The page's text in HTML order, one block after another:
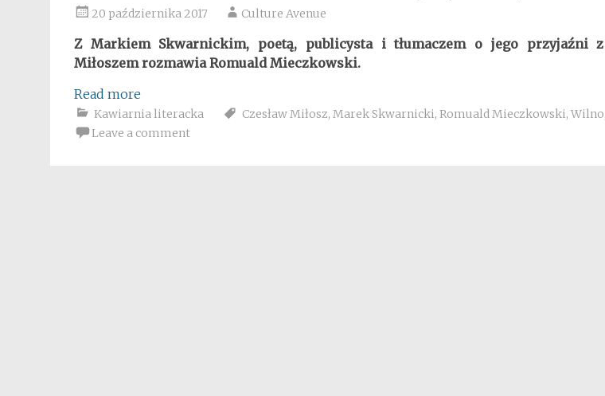
20 października 2017 Culture Avenue
Z Markiem Skwarnickim, poetą, publicysta i tłumaczem o jego przyjaźni z
Miłoszem rozmawia Romuald Mieczkowski.
Read more
Kawiarnia literacka Czesław Miłosz, Marek Skwarnicki, Romuald Mieczkowski, Wilno
Leave a comment